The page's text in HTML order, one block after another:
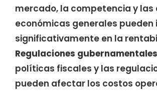
mercado, la competencia y las
económicas generales pueden
significativamente en la
Regulaciones gubernamentales
políticas fiscales y las
pueden afectar los costos